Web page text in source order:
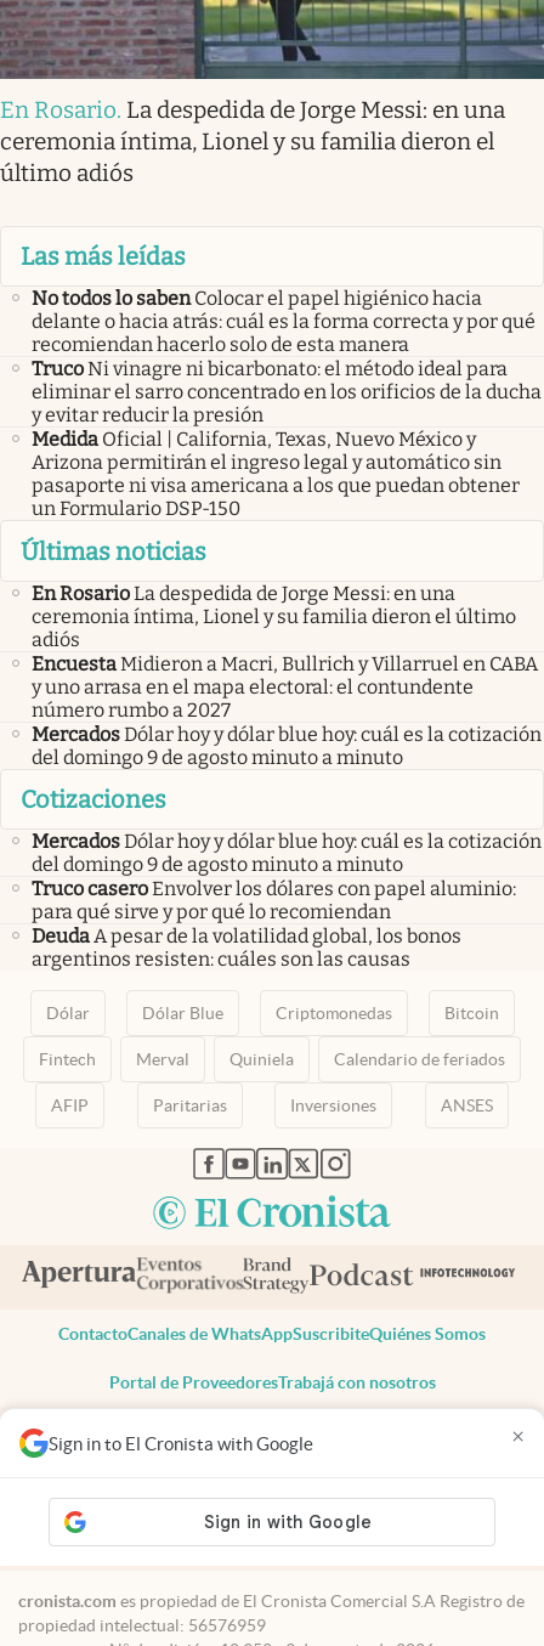
Sign in to El Cronista with Google ×
En Rosario. La despedida de Jorge Messi: en una
ceremonia íntima, Lionel y su familia dieron el
último adiós
Las más leídas
No todos lo saben Colocar el papel higiénico hacia
delante o hacia atrás: cuál es la forma correcta y por qué
recomiendan hacerlo solo de esta manera
TrucoNi vinagre ni bicarbonato: el método ideal para
eliminar el sarro concentrado en los orificios de la ducha
y evitar reducir la presión
Medida Oficial | California, Texas, Nuevo México y
Arizona permitirán el ingreso legal y automático sin
pasaporte ni visa americana a los que puedan obtener
un Formulario DSP-150
Últimas noticias
En RosarioLa despedida de Jorge Messi: en una
ceremonia íntima, Lionel y su familia dieron el último
adiós
EncuestaMidieron a Macri, Bullrich y Villarruel en CABA
y uno arrasa en el mapa electoral: el contundente
número rumbo a 2027
MercadosDólar hoy y dólar blue hoy: cuál es la cotización
del domingo 9 de agosto minuto a minuto
Cotizaciones
MercadosDólar hoy y dólar blue hoy: cuál es la cotización
del domingo 9 de agosto minuto a minuto
Truco caseroEnvolver los dólares con papel aluminio:
para qué sirve y por qué lo recomiendan
DeudaA pesar de la volatilidad global, los bonos
argentinos resisten: cuáles son las causas
Dólar Dólar Blue Criptomonedas Bitcoin
Fintech Merval Quiniela Calendario de feriados
AFIP Paritarias Inversiones ANSES
abre en nueva pestaña
abre en nueva pestaña
abre en nueva pestaña
abre en nueva pestaña
abre en nueva pestaña
ContactoCanales de WhatsAppSuscribiteQuiénes Somos
Portal de ProveedoresTrabajá con nosotros
Todos los derechos reservados
Privacidad
Consentimiento
Tel:+54 11 7078-3270
cronista.com es propiedad de El Cronista Comercial S.A Registro de
propiedad intelectual: 56576959